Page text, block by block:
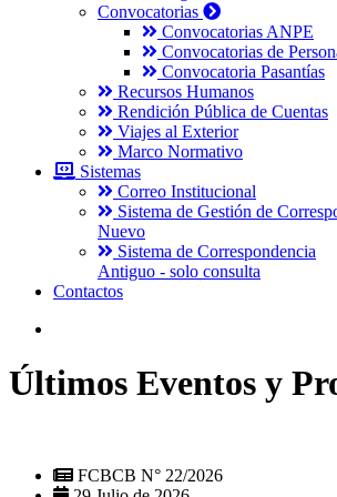
Convocatorias
Convocatorias ANPE
Convocatorias de
Convocatoria Pasantías
Recursos Humanos
Rendición Pública de Cuentas
Viajes al Exterior
Marco Normativo
Sistemas
Correo Institucional
Sistema de Gestión de
Nuevo
Sistema de Correspondencia
Antiguo - solo consulta
Contactos
Últimos Eventos y
FCBCB N° 22/2026